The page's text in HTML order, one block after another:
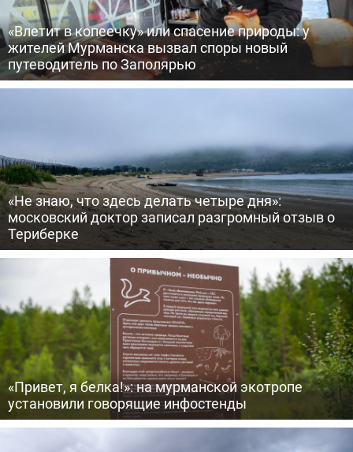
«Влетит в копеечку» или спасение природы: у
жителей Мурманска вызвал споры новый
путеводитель по Заполярью
«Не знаю, что здесь делать четыре дня»:
московский доктор записал разгромный отзыв о
Териберке
«Привет, я белка!»: на мурманской экотропе
установили говорящие инфостенды